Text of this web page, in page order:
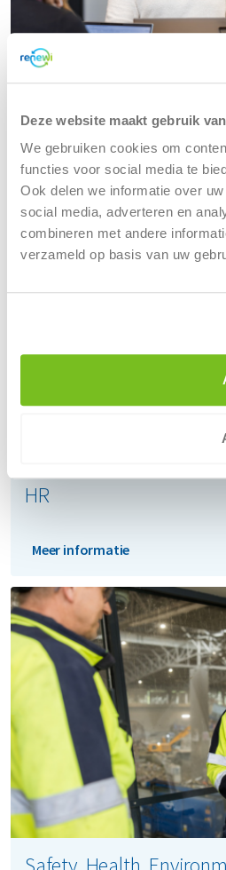
Deze website maakt gebruik
We gebruiken cookies om
functies voor social media te
Ook delen we informatie over
social media, adverteren en
combineren met andere
verzameld op basis van uw
IT Digital & Data
Meer informatie
HR
Meer informatie